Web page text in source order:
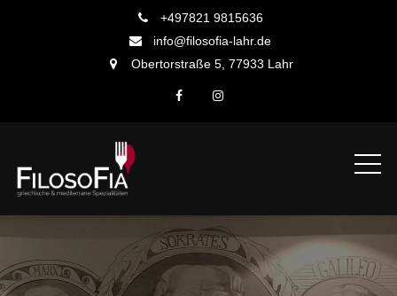
+497821 9815636
info@filosofia-lahr.de
Obertorstraße 5, 77933 Lahr